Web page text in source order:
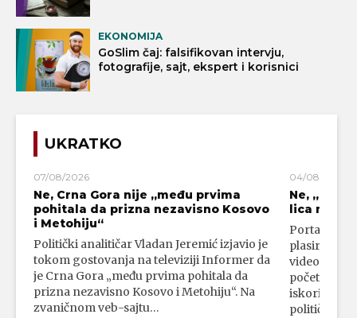
EKONOMIJA
GoSlim čaj: falsifikovan intervju,
fotografije, sajt, ekspert i korisnici
UKRATKO
07/08/2026
Ne, Crna Gora nije „među prvima
pohitala da prizna nezavisno Kosovo
i Metohiju“
Politički analitičar Vladan Jeremić izjavio je
tokom gostovanja na televiziji Informer da
je Crna Gora „među prvima pohitala da
prizna nezavisno Kosovo i Metohiju“. Na
zvaničnom veb-sajtu…
04/08/2026
Ne,
lica
Portal 24
plasirali su
video-
početka
iskorišćava
političkim